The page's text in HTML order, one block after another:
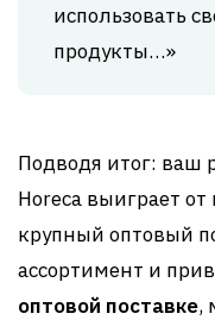
использовать
продукты…»
Подводя итог: ваш
Horeca выиграет
крупный оптовый
ассортимент и
оптовой поставке,